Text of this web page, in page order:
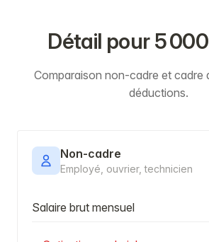
Détail pour 5
Comparaison non-cadre et cadre
déductions.
Non-cadre
Employé, ouvrier, technicien
Salaire brut mensuel